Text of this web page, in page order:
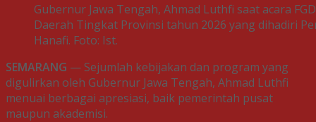
Gubernur Jawa Tengah, Ahmad Luthfi saat acara
Daerah Tingkat Provinsi tahun 2026 yang dihadiri
Hanafi. Foto: Ist.
SEMARANG — Sejumlah kebijakan dan program yang
digulirkan oleh Gubernur Jawa Tengah, Ahmad Luthfi
menuai berbagai apresiasi, baik pemerintah pusat
maupun akademisi.